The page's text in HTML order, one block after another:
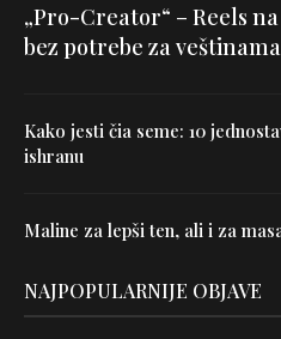
„Pro-Creator“ – Reels
bez potrebe za
Kako jesti čia seme: 10
ishranu
Maline za lepši ten, ali i za
NAJPOPULARNIJE OBJAVE